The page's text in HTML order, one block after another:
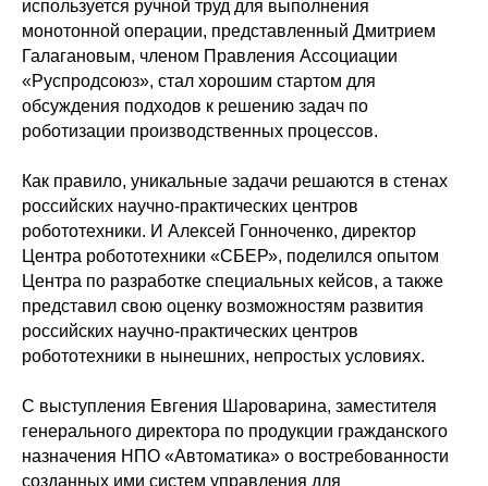
используется ручной труд для выполнения
монотонной операции, представленный Дмитрием
Галагановым, членом Правления Ассоциации
«Руспродсоюз», стал хорошим стартом для
обсуждения подходов к решению задач по
роботизации производственных процессов.
Как правило, уникальные задачи решаются в стенах
российских научно-практических центров
робототехники. И Алексей Гонноченко, директор
Центра робототехники «СБЕР», поделился опытом
Центра по разработке специальных кейсов, а также
представил свою оценку возможностям развития
российских научно-практических центров
робототехники в нынешних, непростых условиях.
С выступления Евгения Шароварина, заместителя
генерального директора по продукции гражданского
назначения НПО «Автоматика» о востребованности
созданных ими систем управления для